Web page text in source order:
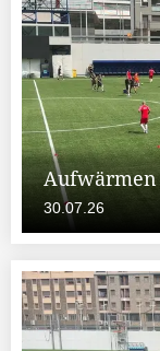
Aufwärmen
30.07.26